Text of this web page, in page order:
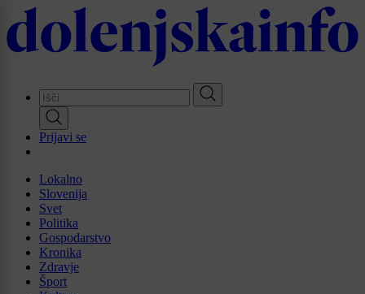
Skip
to
main
Prijavi se
Lokalno
Slovenija
Svet
Politika
Gospodarstvo
Kronika
Zdravje
Šport